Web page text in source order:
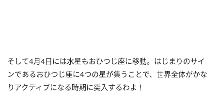
そして4月4日には水星もおひつじ座に移動。はじまりのサイ
ンであるおひつじ座に4つの星が集うことで、世界全体がかな
りアクティブになる時期に突入するわよ！